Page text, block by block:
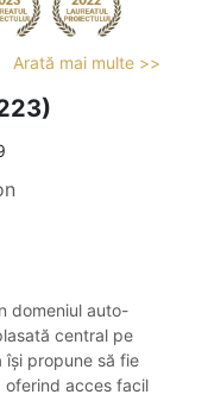
Arată mai multe >>
domeniul auto-
central pe
își propune să fie
oferind acces facil